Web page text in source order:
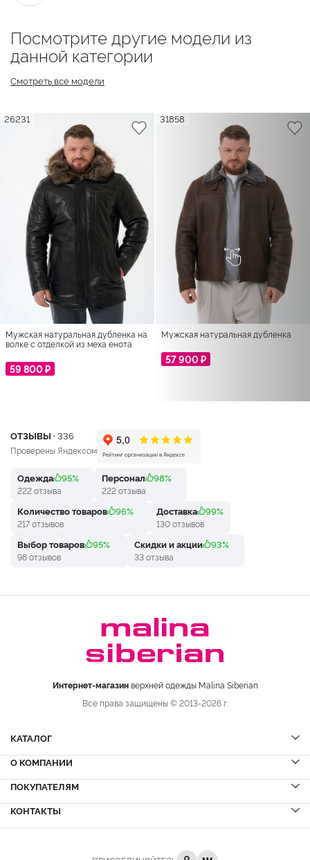
Посмотрите другие модели из
данной категории
Смотреть все модели
26231
Мужская натуральная дубленка на
волке с отделкой из меха енота
59 800 ₽
31858
Мужская натуральная дубленка
57 900 ₽
ОТЗЫВЫ · 336
Проверены Яндексом
Одежда 95%
222 отзыва
Персонал 98%
222 отзыва
Количество товаров 96%
217 отзывов
Доставка 99%
130 отзывов
Выбор товаров 95%
98 отзывов
Скидки и акции 93%
33 отзыва
Интернет-магазинверхней одежды Malina Siberian
Все права защищены © 2013-2026 г.
КАТАЛОГ
Шубы
Шубы из норки
Шубы из куницы
Дубленки
Кожа
О КОМПАНИИ
Вопрос-ответ
Сервисный центр
ПОКУПАТЕЛЯМ
Акции
Доставка и оплата
КОНТАКТЫ